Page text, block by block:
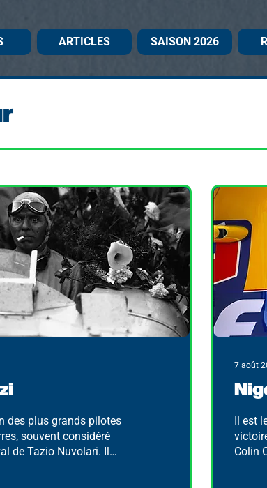
ARTICLES SAISON 2026
des plus grands pilotes
souvent considéré
de Tazio Nuvolari. Il
7 août
Il est
Colin